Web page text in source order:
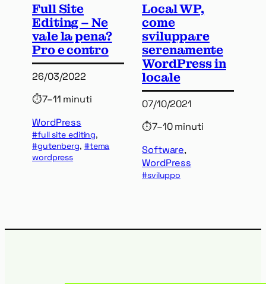
Full Site
Editing – Ne
vale la pena?
Pro e contro
26/03/2022
⏱7–11 minuti
WordPress
full site editing
gutenberg,
tema
wordpress
Local WP,
come
sviluppare
serenamente
WordPress in
locale
07/10/2021
⏱7–10 minuti
Software,
WordPress
sviluppo